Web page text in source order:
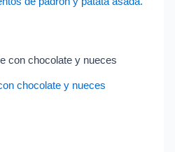
chocolate y nueces